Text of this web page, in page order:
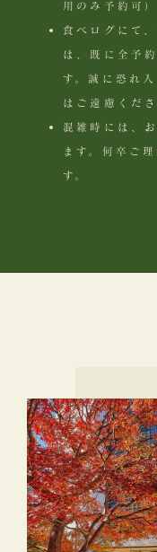
用のみ予約可）
食べログにて
は、既に全予
す。誠に恐れ
はご遠慮くだ
混雑時には、
ます。何卒ご
す。